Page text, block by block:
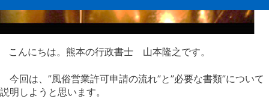
ご依頼の流れ
Profile
アクセス
こんにちは。熊本の行政書士 山本隆之です。
今回は、”風俗営業許可申請の流れ”と”必要な書類”について
説明しようと思います。